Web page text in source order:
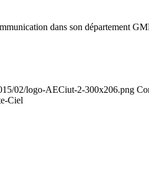
dans son département
02/logo-AECiut-2-300x206.png
Ciel